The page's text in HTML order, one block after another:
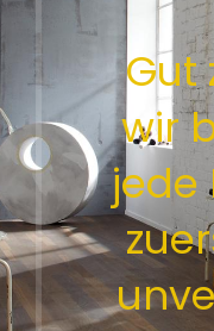
Gut
wir
jede